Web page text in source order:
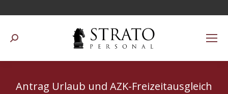
Suchen:
Antrag Urlaub und AZK-Freizeitausgleich